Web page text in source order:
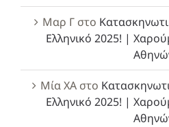
Μαρ Γστο
Ελληνικό 2025! |
Μία ΧΑστο
Ελληνικό 2025! |